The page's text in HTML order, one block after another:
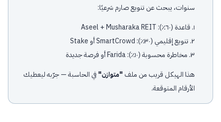
سنوات، يبحث عن تنويع صارم شرعيًا:
١. قاعدة (٦٠٪): Aseel + Musharaka REIT
٢. تنويع إقليمي (٣٠٪): SmartCrowd أو Stake
٣. مخاطرة محسوبة (١٠٪): Farida أو فرصة جديدة
هذا الهيكل قريب من ملف "متوازن" في الحاسبة — جرّبه ليعطيك
الأرقام المتوقعة.